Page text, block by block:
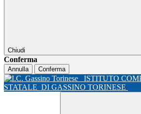
Chiudi
Conferma
Annulla Conferma
ISTITUTO
STATALE DI GASSINO TORINESE